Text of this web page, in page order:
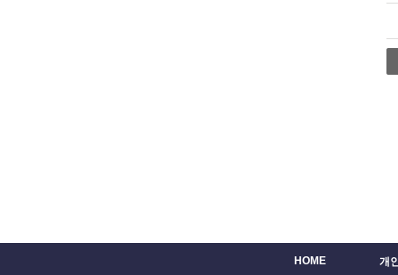
HOME 개